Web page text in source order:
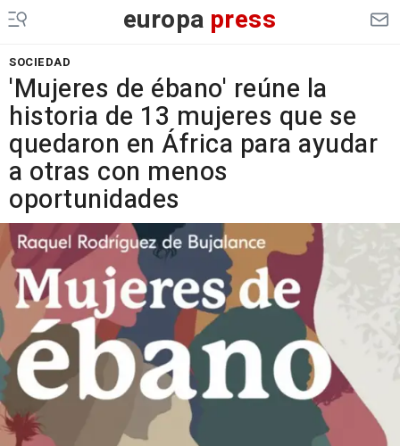
europa press
SOCIEDAD
'Mujeres de ébano' reúne la
historia de 13 mujeres que se
quedaron en África para ayudar
a otras con menos
oportunidades